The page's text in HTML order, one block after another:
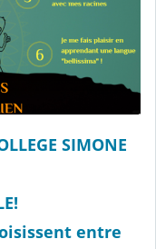
SIMONE
entre